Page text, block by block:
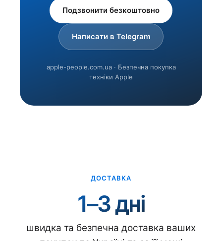
Подзвонити безкоштовно
Написати в Telegram
apple-people.com.ua · Безпечна покупка
техніки Apple
ДОСТАВКА
1–3 дні
швидка та безпечна доставка ваших